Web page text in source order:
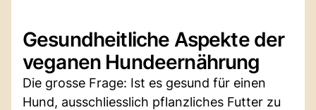
Gesundheitliche Aspekte der
veganen Hundeernährung
Die grosse Frage: Ist es gesund für einen
Hund, ausschliesslich pflanzliches Futter zu